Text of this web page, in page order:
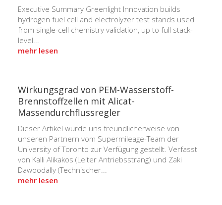
Executive Summary Greenlight Innovation builds
hydrogen fuel cell and electrolyzer test stands used
from single-cell chemistry validation, up to full stack-
level...
mehr lesen
Wirkungsgrad von PEM-Wasserstoff-
Brennstoffzellen mit Alicat-
Massendurchflussregler
Dieser Artikel wurde uns freundlicherweise von
unseren Partnern vom Supermileage-Team der
University of Toronto zur Verfügung gestellt. Verfasst
von Kalli Alikakos (Leiter Antriebsstrang) und Zaki
Dawoodally (Technischer...
mehr lesen